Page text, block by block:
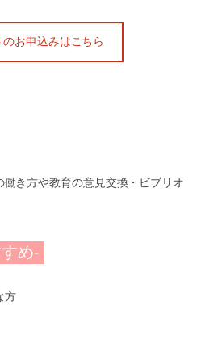
お申込みはこちら
き方や教育の意見交換・ビブリオ
め-
方